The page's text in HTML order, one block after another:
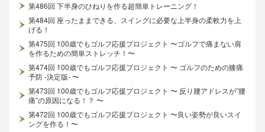
第486回 下半身のひねりを作る超簡単トレーニング！
第484回 座ったままできる、スイングに必要な上半身の柔軟力を上
げる！
第475回 100歳でもゴルフ応援プロジェクト 〜ゴルフで痛まない肩
を作るための簡単ストレッチ！〜
第474回 100歳でもゴルフ応援プロジェクト 〜 ゴルフのための膝痛
予防 -決定版- 〜
第473回 100歳でもゴルフ応援プロジェクト 〜 反り腰アドレスが”腰
痛”の原因になる！？ 〜
第472回 100歳でもゴルフ応援プロジェクト 〜良い姿勢が良いスイ
ングを作る！〜